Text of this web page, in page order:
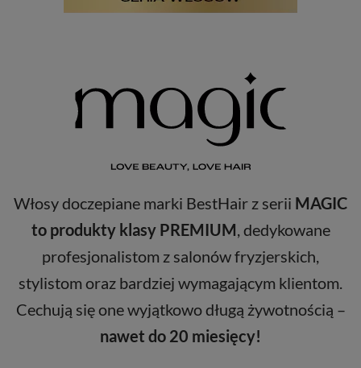
Włosy doczepiane marki BestHair z serii MAGIC
to produkty klasy PREMIUM , dedykowane
profesjonalistom z salonów fryzjerskich,
stylistom oraz bardziej wymagającym klientom.
Cechują się one wyjątkowo długą żywotnością –
nawet do 20 miesięcy!